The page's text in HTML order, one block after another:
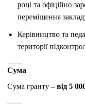
році та офіційно
переміщення
Керівництво та
території
Сума
Сума гранту – від 5